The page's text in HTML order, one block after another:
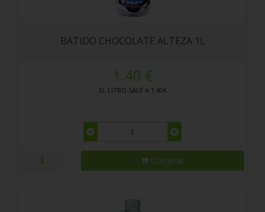
BATIDO CHOCOLATE ALTEZA 1L
1.40 €
EL LITRO SALE A 1.40€
Comprar